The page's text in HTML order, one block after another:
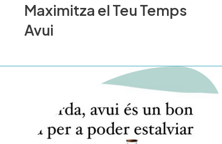
Maximitza el Teu Temps
Avui